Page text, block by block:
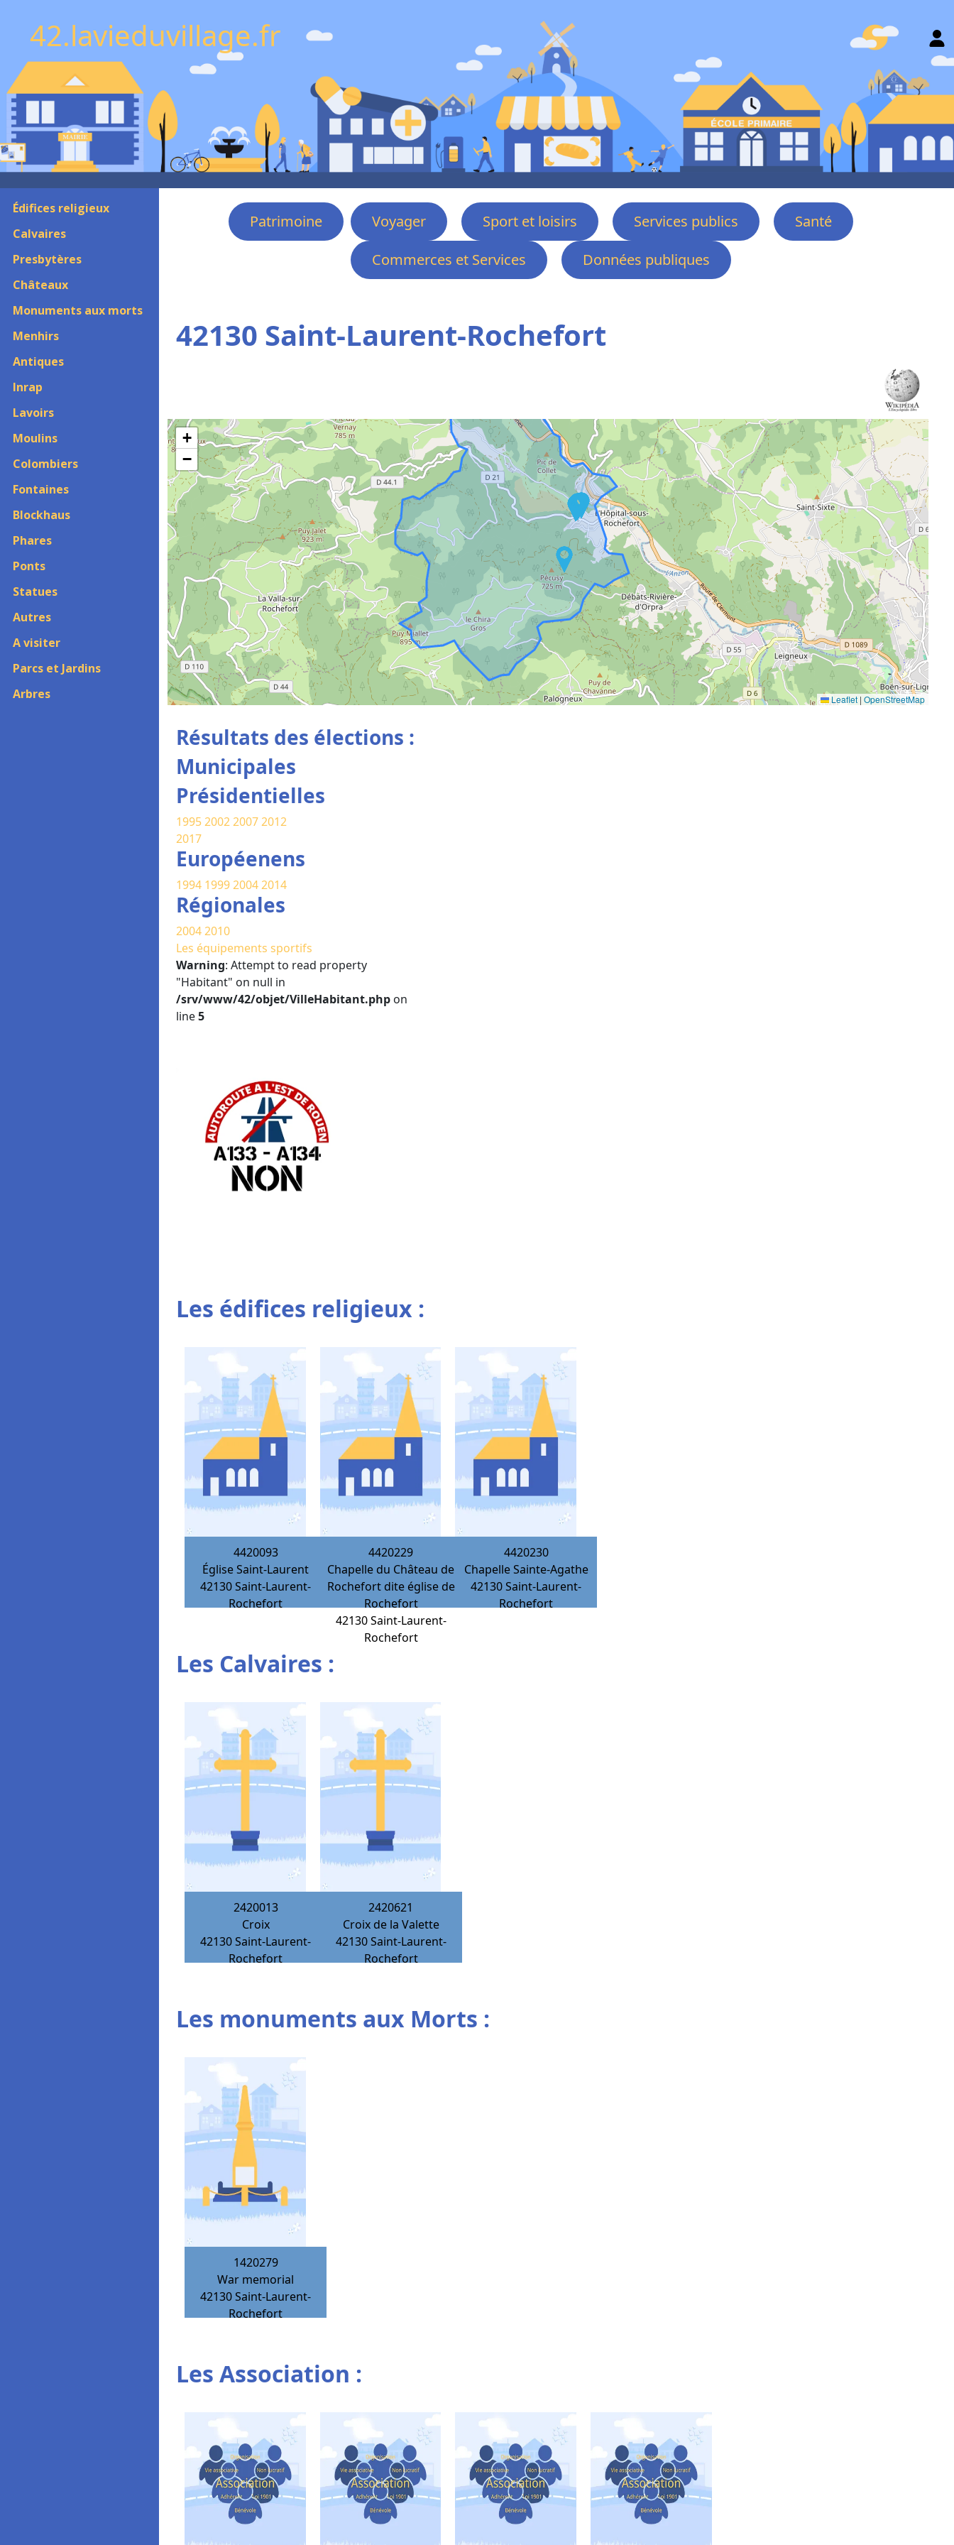
42.lavieduvillage.fr
Édifices religieux
Calvaires
Presbytères
Châteaux
Monuments aux morts
Menhirs
Antiques
Inrap
Lavoirs
Moulins
Colombiers
Fontaines
Blockhaus
Phares
Ponts
Statues
Autres
A visiter
Parcs et Jardins
Arbres
Patrimoine Voyager Sport et loisirs Services publics
Santé
Commerces et Services
Données publiques
42130 Saint-Laurent-Rochefort
+
−
Leaflet | OpenStreetMap
Résultats des élections :
Municipales
Présidentielles
1995200220072012
2017
Européenens
1994 199920042014
Régionales
20042010
Les équipements sportifs
Warning: Attempt to read property
"Habitant" on null in
/srv/www/42/objet/VilleHabitant.php on
line5
Les édifices religieux :
4420093
Église Saint-Laurent
42130Saint-Laurent-
Rochefort
4420229
Chapelle du Château de
Rochefort dite église de
Rochefort
42130Saint-Laurent-
Rochefort
4420230
Chapelle Sainte-Agathe
42130Saint-Laurent-
Rochefort
Les Calvaires :
2420013
Croix
42130Saint-Laurent-
Rochefort
2420621
Croix de la Valette
42130Saint-Laurent-
Rochefort
Les monuments aux Morts :
1420279
War memorial
42130Saint-Laurent-
Rochefort
Les Association :